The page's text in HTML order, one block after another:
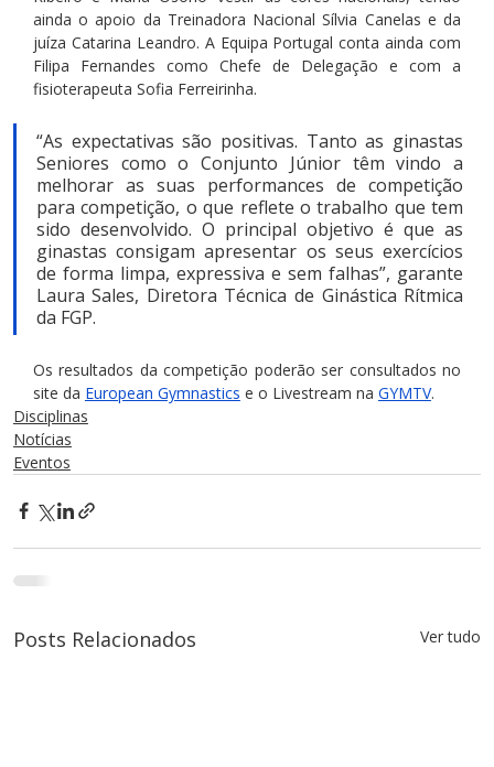
ainda o apoio da Treinadora Nacional Sílvia Canelas e da
juíza Catarina Leandro. A Equipa Portugal conta ainda com
Filipa Fernandes como Chefe de Delegação e com a
fisioterapeuta Sofia Ferreirinha.
“As expectativas são positivas. Tanto as ginastas
Seniores como o Conjunto Júnior têm vindo a
melhorar as suas performances de competição
para competição, o que reflete o trabalho que tem
sido desenvolvido. O principal objetivo é que as
ginastas consigam apresentar os seus exercícios
de forma limpa, expressiva e sem falhas”, garante
Laura Sales, Diretora Técnica de Ginástica Rítmica
da FGP.
Os resultados da competição poderão ser consultados no
site da European Gymnastics e o Livestream na GYMTV.
Disciplinas
Notícias
Eventos
Posts Relacionados Ver tudo